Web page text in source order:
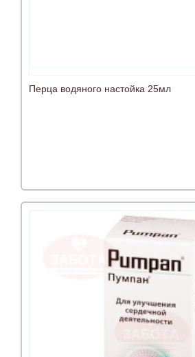
Перца водяного настойка 25мл